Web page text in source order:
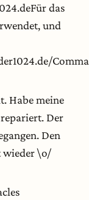
das
und
Habe meine
Der
Den
wieder \o/